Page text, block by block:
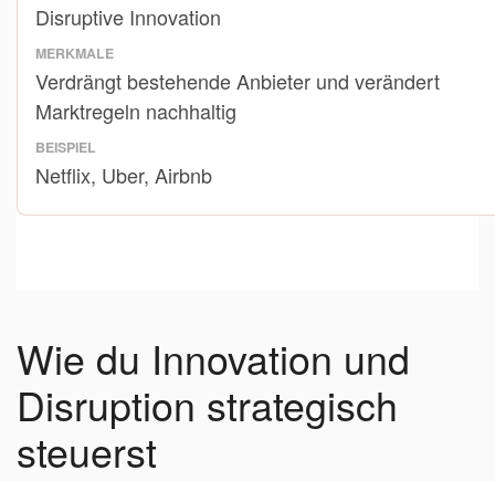
Disruptive Innovation
Verdrängt bestehende Anbieter und verändert
Marktregeln nachhaltig
Netflix, Uber, Airbnb
Wie du Innovation und
Disruption strategisch
steuerst